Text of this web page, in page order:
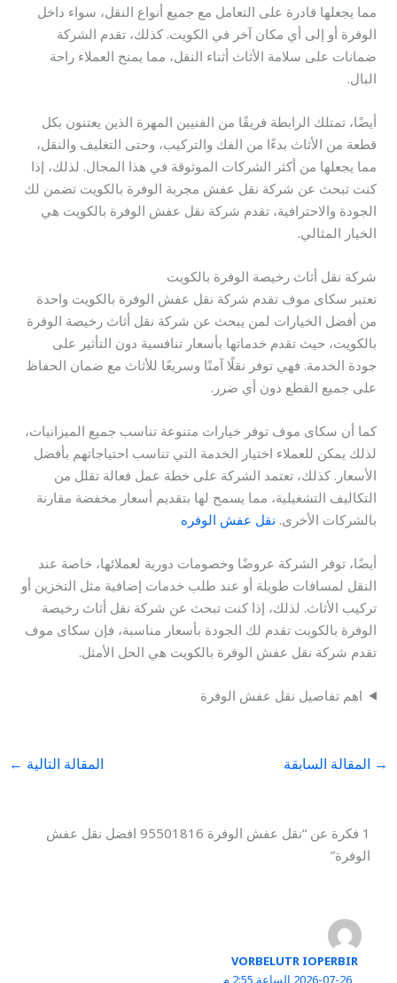
مما يجعلها قادرة على التعامل مع جميع أنواع النقل، سواء داخل
الوفرة أو إلى أي مكان آخر في الكويت. كذلك، تقدم الشركة
ضمانات على سلامة الأثاث أثناء النقل، مما يمنح العملاء راحة
البال.
أيضًا، تمتلك الرابطة فريقًا من الفنيين المهرة الذين يعتنون بكل
قطعة من الأثاث بدءًا من الفك والتركيب، وحتى التغليف والنقل،
مما يجعلها من أكثر الشركات الموثوقة في هذا المجال. لذلك، إذا
كنت تبحث عن شركة نقل عفش مجربة الوفرة بالكويت تضمن لك
الجودة والاحترافية، تقدم شركة نقل عفش الوفرة بالكويت هي
الخيار المثالي.
شركة نقل أثاث رخيصة الوفرة بالكويت
تعتبر سكاى موف تقدم شركة نقل عفش الوفرة بالكويت واحدة
من أفضل الخيارات لمن يبحث عن شركة نقل أثاث رخيصة الوفرة
بالكويت، حيث تقدم خدماتها بأسعار تنافسية دون التأثير على
جودة الخدمة. فهي توفر نقلًا آمنًا وسريعًا للأثاث مع ضمان الحفاظ
على جميع القطع دون أي ضرر.
كما أن سكاى موف توفر خيارات متنوعة تناسب جميع الميزانيات،
لذلك يمكن للعملاء اختيار الخدمة التي تناسب احتياجاتهم بأفضل
الأسعار. كذلك، تعتمد الشركة على خطة عمل فعالة تقلل من
التكاليف التشغيلية، مما يسمح لها بتقديم أسعار مخفضة مقارنة
بالشركات الأخرى. نقل عفش الوفره
أيضًا، توفر الشركة عروضًا وخصومات دورية لعملائها، خاصة عند
النقل لمسافات طويلة أو عند طلب خدمات إضافية مثل التخزين أو
تركيب الأثاث. لذلك، إذا كنت تبحث عن شركة نقل أثاث رخيصة
الوفرة بالكويت تقدم لك الجودة بأسعار مناسبة، فإن سكاى موف
تقدم شركة نقل عفش الوفرة بالكويت هي الحل الأمثل.
اهم تفاصيل نقل عفش الوفرة
→ المقالة السابقة المقالة التالية ←
1 فكرة عن “نقل عفش الوفرة 95501816 افضل نقل عفش
الوفرة”
VORBELUTR IOPERBIR
2026-07-26 الساعة 2:55 م